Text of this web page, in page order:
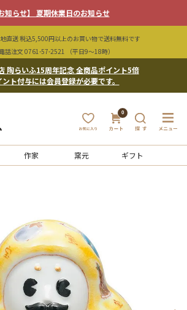
お知らせ】 夏期休業日のお知らせ
直送 税込5,500円以上のお買い物で送料無料です
電話注文 0761-57-2521 （平日9〜18時）
陶らいふ15周年記念 全商品ポイント5倍
ト付与には会員登録が必要です。
0
作家 窯元 ギフト